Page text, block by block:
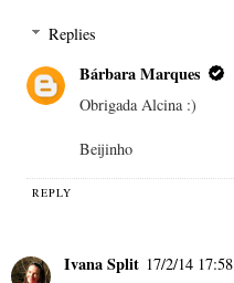
Replies
Bárbara Marques
Obrigada Alcina :)
Beijinho
REPLY
Ivana Split 17/2/14 17:58